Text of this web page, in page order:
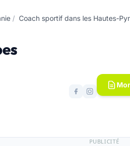
/ Coach sportif dans les Hautes-
PUBLICITÉ